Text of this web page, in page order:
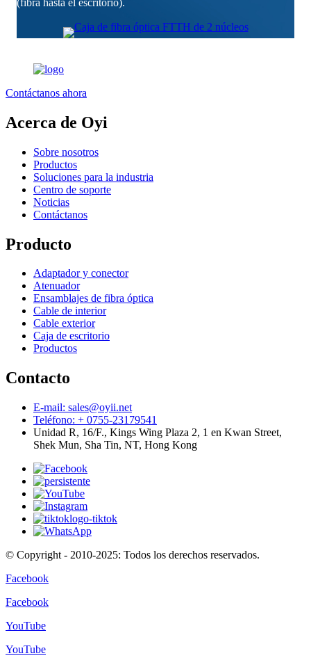
Contáctanos ahora
Acerca de Oyi
Sobre nosotros
Productos
Soluciones para la industria
Centro de soporte
Noticias
Contáctanos
Producto
Adaptador y conector
Atenuador
Ensamblajes de fibra óptica
Cable de interior
Cable exterior
Caja de escritorio
Productos
Contacto
E-mail: sales@oyii.net
Teléfono: + 0755-23179541
Unidad R, 16/F., Kings Wing Plaza 2, 1 en Kwan Street,
Shek Mun, Sha Tin, NT, Hong Kong
© Copyright - 2010-2025: Todos los derechos reservados.
Facebook
Facebook
YouTube
YouTube